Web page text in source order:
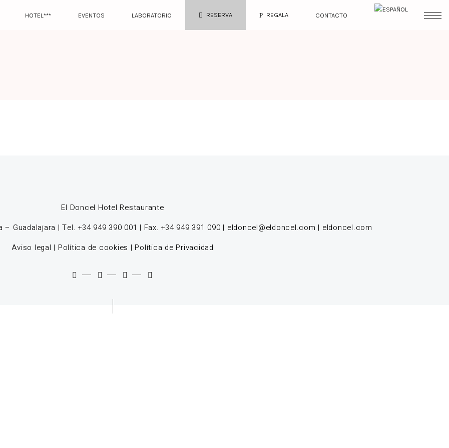
HOTEL*** EVENTOS LABORATORIO RESERVA REGALA CONTACTO
El Doncel Hotel Restaurante
Guadalajara | Tel. +34 949 390 001 | Fax. +34 949 391 090 | eldoncel@eldoncel.com | eldoncel.com
Aviso legal | Política de cookies |Política de Privacidad